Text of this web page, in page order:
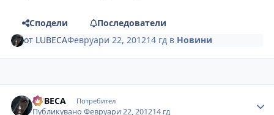
Сподели
Последователи
от LUBECAФевруари 22, 201214 гд в Новини
LUBECA Потребител
ПубликуваноФевруари 22, 201214 гд